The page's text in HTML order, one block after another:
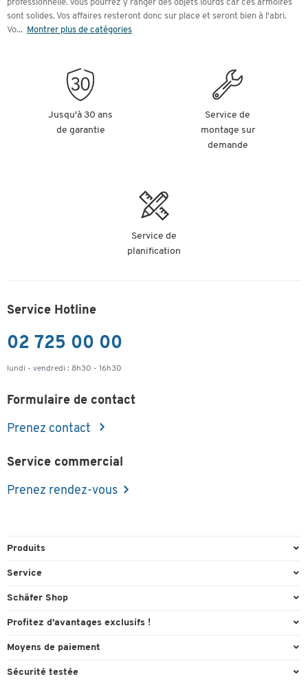
professionnelle. Vous pourrez y ranger des objets lourds car ces armoires
sont solides. Vos affaires resteront donc sur place et seront bien à l'abri.
Vo... Montrer plus de catégories
Jusqu'à 30 ans
de garantie
Service de
montage sur
demande
Service de
planification
Service Hotline
02 725 00 00
lundi - vendredi : 8h30 - 16h30
Formulaire de contact
Prenez contact
Service commercial
Prenez rendez-vous
Produits
Emballage et expédition
Fournitures de bureau
Mobilier de bureau
Nettoyage et hygiène
Service
Aperçu des n° de tél.
Contact & Callback
FAQ
Schäfer Shop
A propos
Profitez d’avantages exclusifs !
Cadeau de bienvenue
Moyens de paiement
Paypal
Sécurité testée